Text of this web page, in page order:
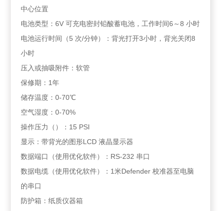
中心位置
电池类型：6V 可充电密封铅酸蓄电池，工作时间6～8 小时
电池运行时间（5 次/分钟）：背光打开3小时，背光关闭8
小时
压入或抽吸附件：软管
保修期：1年
储存温度：0-70℃
空气湿度：0-70%
操作压力（）：15 PSI
显示：带背光的图形LCD 液晶显示器
数据端口（使用优化软件）：RS-232 串口
数据电缆（使用优化软件）：1米Defender 校准器至电脑
的串口
防护箱：纸质仪器箱